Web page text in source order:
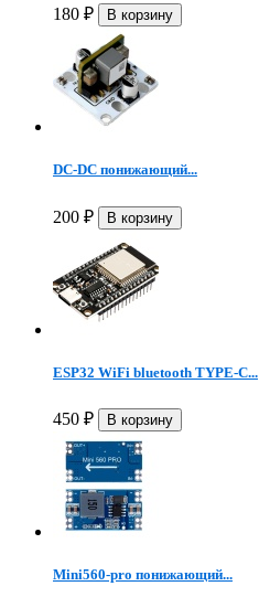
180 ₽
DC-DC понижающий...
200 ₽
ESP32 WiFi bluetooth TYPE-C...
450 ₽
Mini560-pro понижающий...